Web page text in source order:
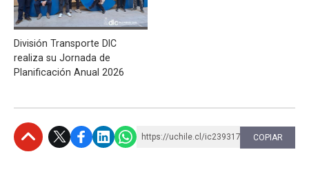
División Transporte DIC
realiza su Jornada de
Planificación Anual 2026
https://uchile.cl/ic239317 COPIAR